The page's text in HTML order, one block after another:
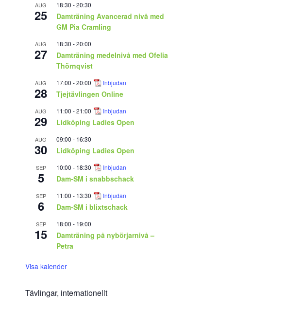
AUG
25
18:30 -20:30
Damträning Avancerad nivå med
GM Pia Cramling
AUG
27
18:30 -20:00
Damträning medelnivå med Ofelia
Thörnqvist
AUG
28
17:00 -20:00 Inbjudan
Tjejtävlingen Online
AUG
29
11:00 -21:00 Inbjudan
Lidköping Ladies Open
AUG
30
09:00 - 16:30
Lidköping Ladies Open
SEP
5
10:00 - 18:30 Inbjudan
Dam-SM i snabbschack
SEP
6
11:00 - 13:30 Inbjudan
Dam-SM i blixtschack
SEP
15
18:00 - 19:00
Damträning på nybörjarnivå –
Petra
Visa kalender
Tävlingar, internationellt